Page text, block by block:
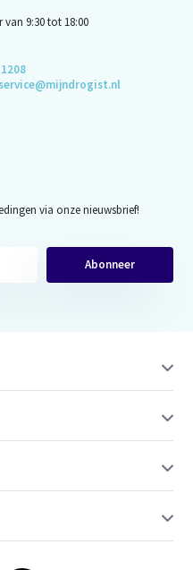
9:30 tot 18:00
via onze nieuwsbrief!
Abonneer